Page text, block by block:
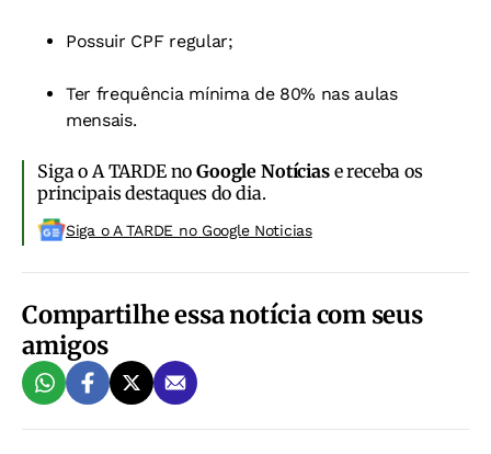
Possuir CPF regular;
Ter frequência mínima de 80% nas aulas
mensais.
Siga o A TARDE noGoogle Notíciase receba os
principais destaques do dia.
Siga o A TARDE no Google Noticias
Compartilhe essa notícia com seus
amigos